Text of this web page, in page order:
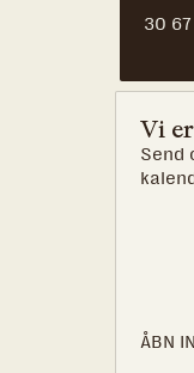
30
ÅBN
Vi
Send